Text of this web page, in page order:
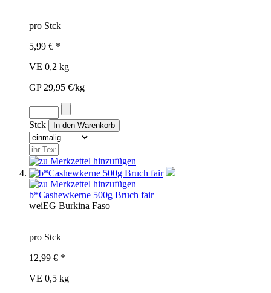
pro Stck
5,99 € *
VE 0,2 kg
GP 29,95 €/kg
Stck
b*Cashewkerne 500g Bruch fair
weiEG Burkina Faso
pro Stck
12,99 € *
VE 0,5 kg